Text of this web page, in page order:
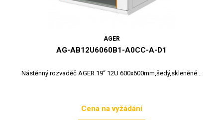
AGER
AG-AB12U6060B1-A0CC-A-D1
Nástěnný rozvaděč AGER 19“ 12U 600x600mm,šedý,skleněné...
Cena
Cena na vyžádání